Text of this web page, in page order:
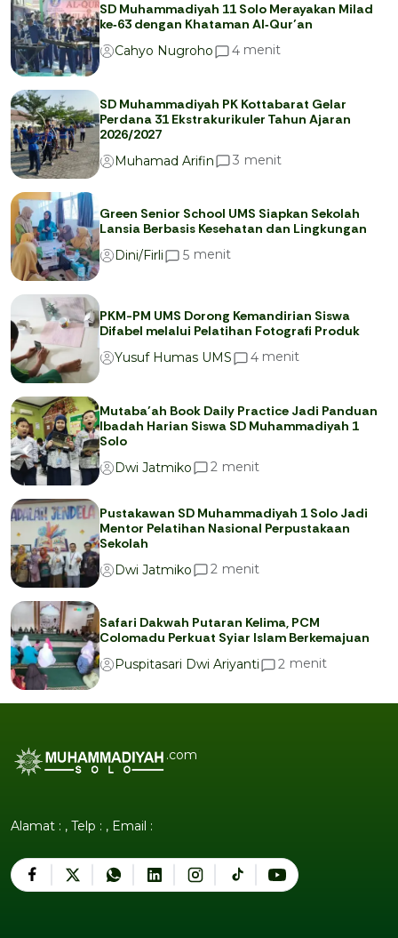
SD Muhammadiyah 11 Solo Merayakan Milad
ke‑63 dengan Khataman Al‑Qur’an
Cahyo Nugroho
4 menit
SD Muhammadiyah PK Kottabarat Gelar
Perdana 31 Ekstrakurikuler Tahun Ajaran
2026/2027
Muhamad Arifin
3 menit
Green Senior School UMS Siapkan Sekolah
Lansia Berbasis Kesehatan dan Lingkungan
Dini/Firli
5 menit
PKM-PM UMS Dorong Kemandirian Siswa
Difabel melalui Pelatihan Fotografi Produk
Yusuf Humas UMS
4 menit
Mutaba’ah Book Daily Practice Jadi Panduan
Ibadah Harian Siswa SD Muhammadiyah 1
Solo
Dwi Jatmiko
2 menit
Pustakawan SD Muhammadiyah 1 Solo Jadi
Mentor Pelatihan Nasional Perpustakaan
Sekolah
Dwi Jatmiko
2 menit
Safari Dakwah Putaran Kelima, PCM
Colomadu Perkuat Syiar Islam Berkemajuan
Puspitasari Dwi Ariyanti
2 menit
.com
Alamat : , Telp : , Email :